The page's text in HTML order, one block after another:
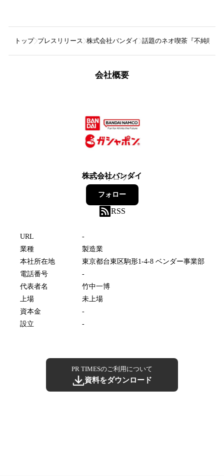
トップ プレスリリース 株式会社バンダイ 話題のネオ喫茶『不純喫茶
会社概要
株式会社バンダイ
65フォロワー
フォロー
RSS
URL
-
業種
製造業
本社所在地
東京都台東区駒形1-4-8 ベンダー事業部
電話番号
-
代表者名
竹中一博
上場
未上場
資本金
-
設立
-
PR TIMESのご利用について
資料をダウンロード